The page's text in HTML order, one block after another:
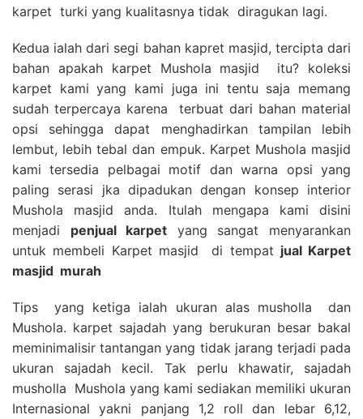
karpet turki yang kualitasnya tidak diragukan lagi.
Kedua ialah dari segi bahan kapret masjid, tercipta dari
bahan apakah karpet Mushola masjid itu? koleksi
karpet kami yang kami juga ini tentu saja memang
sudah terpercaya karena terbuat dari bahan material
opsi sehingga dapat menghadirkan tampilan lebih
lembut, lebih tebal dan empuk. Karpet Mushola masjid
kami tersedia pelbagai motif dan warna opsi yang
paling serasi jka dipadukan dengan konsep interior
Mushola masjid anda. Itulah mengapa kami disini
menjadi penjual karpet yang sangat menyarankan
untuk membeli Karpet masjid di tempat jual Karpet
masjid murah
Tips yang ketiga ialah ukuran alas musholla dan
Mushola. karpet sajadah yang berukuran besar bakal
meminimalisir tantangan yang tidak jarang terjadi pada
ukuran sajadah kecil. Tak perlu khawatir, sajadah
musholla Mushola yang kami sediakan memiliki ukuran
Internasional yakni panjang 1,2 roll dan lebar 6,12,